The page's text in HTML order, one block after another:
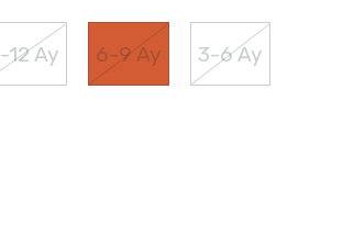
12 Ay 6-9 Ay 3-6 Ay